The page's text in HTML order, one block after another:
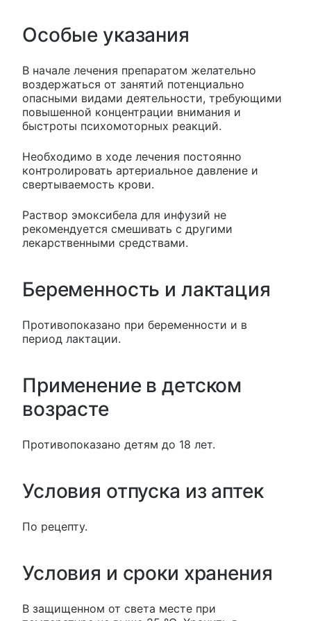
Особые указания
В начале лечения препаратом желательно
воздержаться от занятий потенциально
опасными видами деятельности, требующими
повышенной концентрации внимания и
быстроты психомоторных реакций.
Необходимо в ходе лечения постоянно
контролировать артериальное давление и
свертываемость крови.
Раствор эмоксибела для инфузий не
рекомендуется смешивать с другими
лекарственными средствами.
Беременность и лактация
Противопоказано при беременности и в
период лактации.
Применение в детском
возрасте
Противопоказано детям до 18 лет.
Условия отпуска из аптек
По рецепту.
Условия и сроки хранения
В защищенном от света месте при